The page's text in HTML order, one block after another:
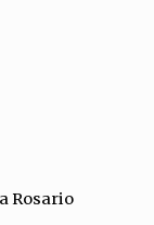
Rosario